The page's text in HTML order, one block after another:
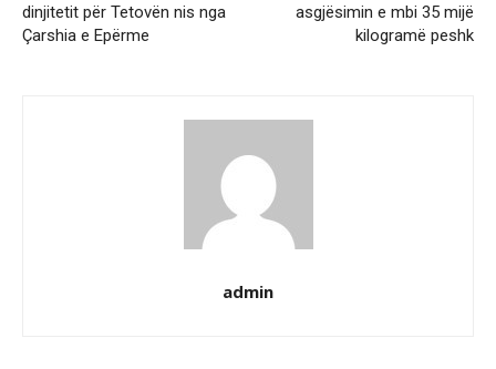
dinjitetit për Tetovën nis nga
Çarshia e Epërme
asgjësimin e mbi 35 mijë
kilogramë peshk
admin